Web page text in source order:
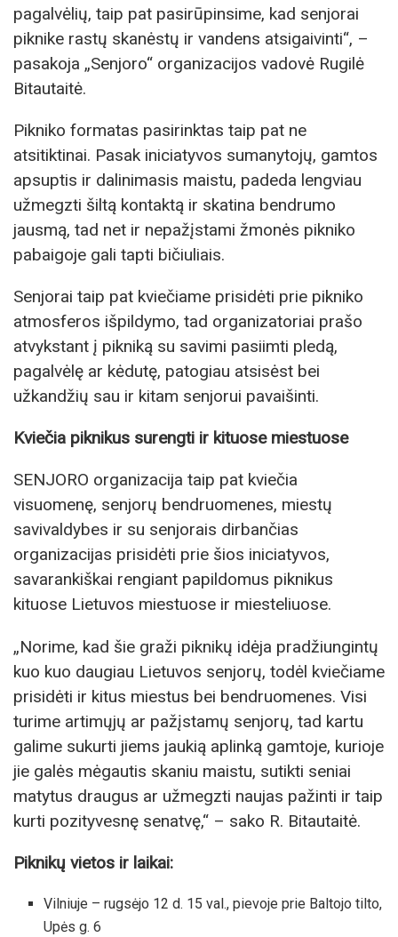
pagalvėlių, taip pat pasirūpinsime, kad senjorai
piknike rastų skanėstų ir vandens atsigaivinti“, –
pasakoja „Senjoro“ organizacijos vadovė Rugilė
Bitautaitė.
Pikniko formatas pasirinktas taip pat ne
atsitiktinai. Pasak iniciatyvos sumanytojų, gamtos
apsuptis ir dalinimasis maistu, padeda lengviau
užmegzti šiltą kontaktą ir skatina bendrumo
jausmą, tad net ir nepažįstami žmonės pikniko
pabaigoje gali tapti bičiuliais.
Senjorai taip pat kviečiame prisidėti prie pikniko
atmosferos išpildymo, tad organizatoriai prašo
atvykstant į pikniką su savimi pasiimti pledą,
pagalvėlę ar kėdutę, patogiau atsisėst bei
užkandžių sau ir kitam senjorui pavaišinti.
Kviečia piknikus surengti ir kituose miestuose
SENJORO organizacija taip pat kviečia
visuomenę, senjorų bendruomenes, miestų
savivaldybes ir su senjorais dirbančias
organizacijas prisidėti prie šios iniciatyvos,
savarankiškai rengiant papildomus piknikus
kituose Lietuvos miestuose ir miesteliuose.
„Norime, kad šie graži piknikų idėja pradžiungintų
kuo kuo daugiau Lietuvos senjorų, todėl kviečiame
prisidėti ir kitus miestus bei bendruomenes. Visi
turime artimųjų ar pažįstamų senjorų, tad kartu
galime sukurti jiems jaukią aplinką gamtoje, kurioje
jie galės mėgautis skaniu maistu, sutikti seniai
matytus draugus ar užmegzti naujas pažinti ir taip
kurti pozityvesnę senatvę,“ – sako R. Bitautaitė.
Piknikų vietos ir laikai:
Vilniuje – rugsėjo 12 d. 15 val., pievoje prie Baltojo tilto,
Upės g. 6